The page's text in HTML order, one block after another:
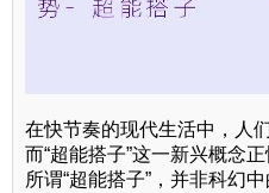
在快节奏的现代生活中，人
而“超能搭子”这一新兴概念
所谓“超能搭子”，并非科幻